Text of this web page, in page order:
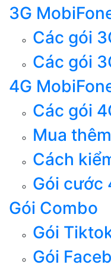
3G
Các gói
Các gói
4G
Các gói
Mua
Cách
Gói cước
Gói Combo
Gói
Gói